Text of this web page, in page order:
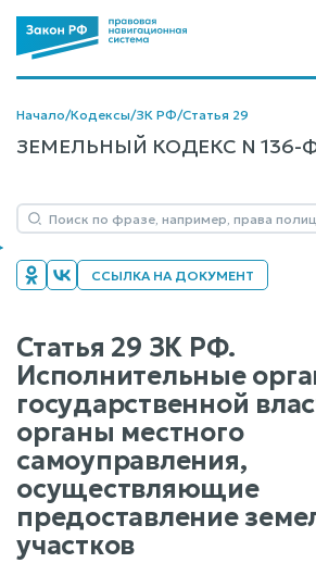
Начало/Кодексы/ЗК РФ/Статья 29
ЗЕМЕЛЬНЫЙ КОДЕКС N 136-
ССЫЛКА НА ДОКУМЕНТ
Статья 29 ЗК РФ.
Исполнительные
государственной
органы местного
самоуправления,
осуществляющие
предоставление
участков